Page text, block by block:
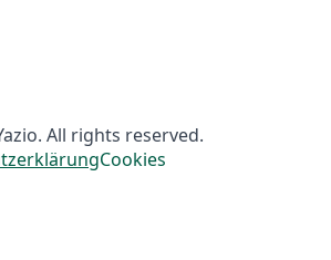
All rights reserved.
Cookies